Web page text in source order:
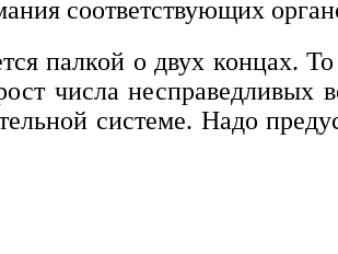
соответствующих
палкой о двух концах.
числа несправедливых
системе. Надо